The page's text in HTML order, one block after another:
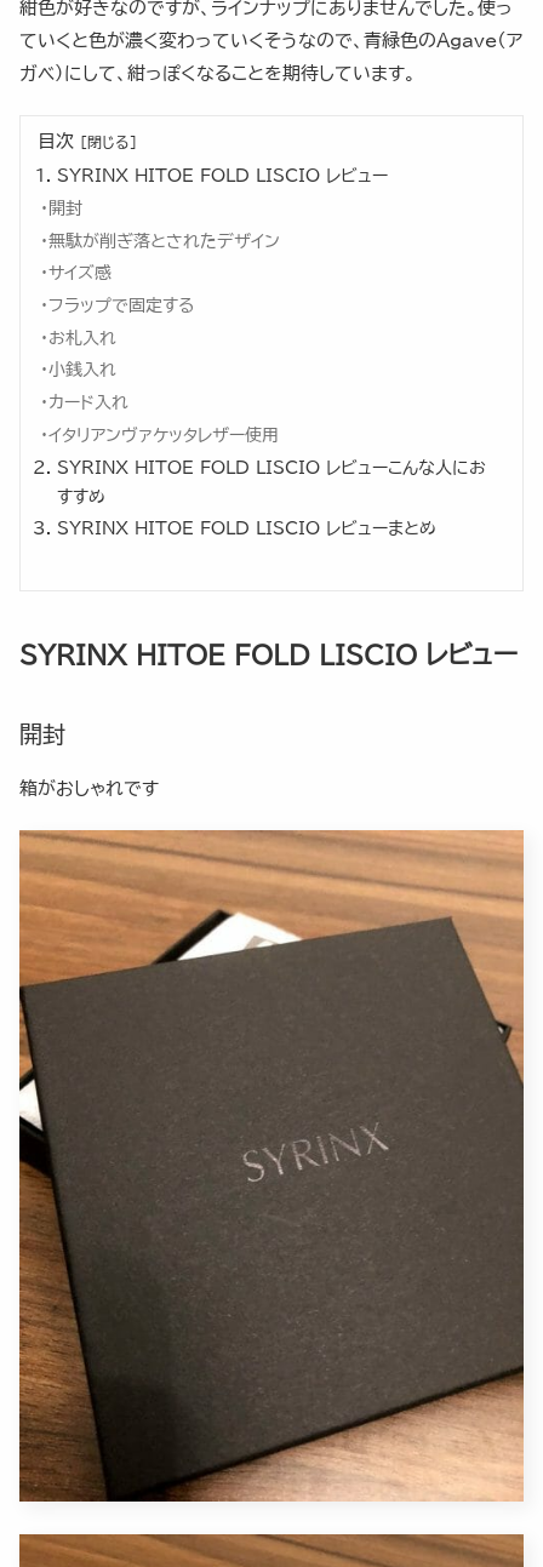
紺色が好きなのですが、ラインナップにありませんでした。使っ
ていくと色が濃く変わっていくそうなので、青緑色のAgave（ア
ガベ）にして、紺っぽくなることを期待しています。
目次
SYRINX HITOE FOLD LISCIO レビュー
開封
無駄が削ぎ落とされたデザイン
サイズ感
フラップで固定する
お札入れ
小銭入れ
カード入れ
イタリアンヴァケッタレザー使用
SYRINX HITOE FOLD LISCIO レビューこんな人にお
すすめ
SYRINX HITOE FOLD LISCIO レビューまとめ
SYRINX HITOE FOLD LISCIO レビュー
開封
箱がおしゃれです